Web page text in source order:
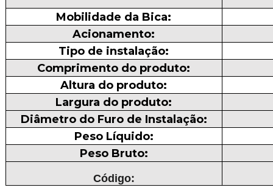
Mobilidade da Bica:
Acionamento:
Tipo de instalação:
Comprimento do produto:
Altura do produto:
Largura do produto:
Diâmetro do Furo de Instalação:
Peso Líquido:
Peso Bruto:
Código: